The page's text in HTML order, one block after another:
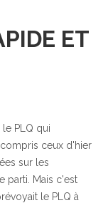
ET
PLQ qui
ceux d'hier
sur les
parti. Mais c'est
le PLQ à